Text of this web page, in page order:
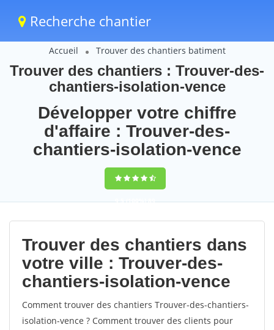
Recherche chantier
Accueil Trouver des chantiers batiment
Trouver des chantiers : Trouver-des-
chantiers-isolation-vence
Développer votre chiffre
d'affaire : Trouver-des-
chantiers-isolation-vence
9,5(100%)89
votes
Trouver des chantiers dans
votre ville : Trouver-des-
chantiers-isolation-vence
Comment trouver des chantiers Trouver-des-chantiers-
isolation-vence ? Comment trouver des clients pour